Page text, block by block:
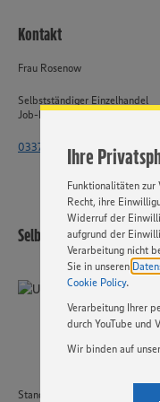
Ihre
Website zu
Cookies und
„EINSTELLUNGEN
Basis Ihrer
Funktionalitäten zur
Recht, ihre
Widerruf der
aufgrund der
Verarbeitung nicht
Sie in unseren
Cookie Policy.
Verarbeitung Ihrer
durch YouTube und
Wir binden auf
Einstellungen
Kontakt
Frau Rosenow
Selbstständiger Einzelhandel
Job-ID: 62668
033764 - 2515 4471
Selbstständiger
Standort